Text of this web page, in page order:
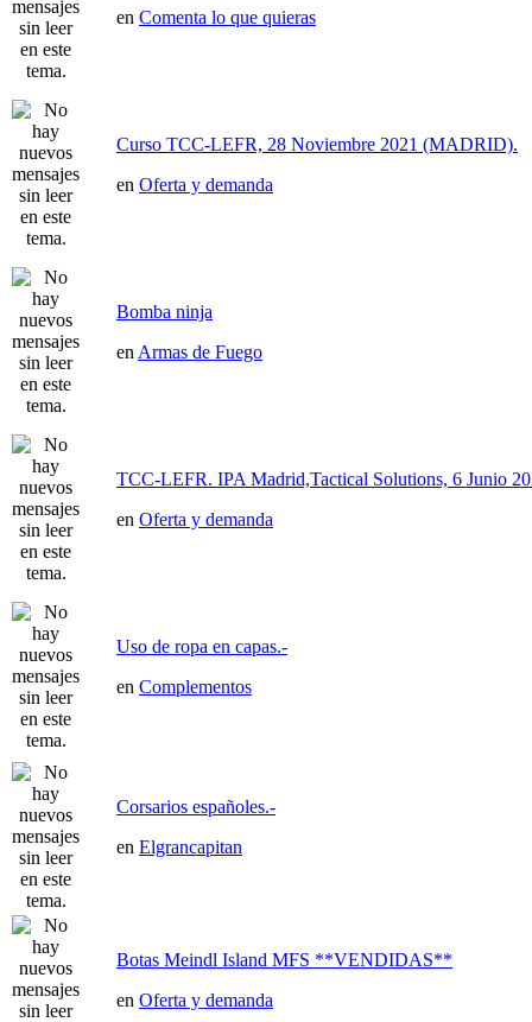
en Comenta lo que quieras
Curso TCC-LEFR, 28 Noviembre 2021 (MADRID).
en Oferta y demanda
Bomba ninja
en Armas de Fuego
TCC-LEFR. IPA Madrid,Tactical Solutions, 6 Junio
en Oferta y demanda
Uso de ropa en capas.-
en Complementos
Corsarios españoles.-
en Elgrancapitan
Botas Meindl Island MFS **VENDIDAS**
en Oferta y demanda